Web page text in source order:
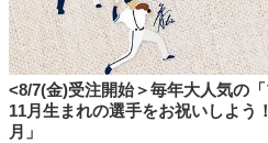
<8/7(金)受注開始＞毎年大人気の
11月生まれの選手をお祝いしよう
月」